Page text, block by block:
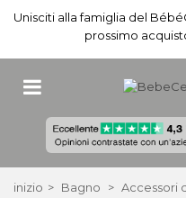
Unisciti alla famiglia del
prossimo
inizio > Bagno > Accessori